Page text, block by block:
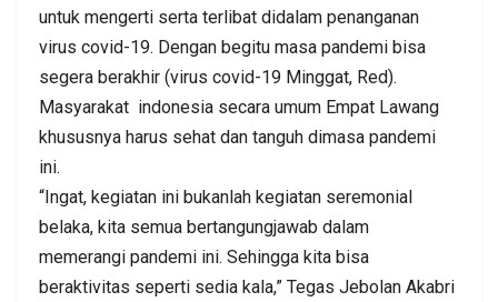
untuk mengerti serta terlibat didalam penanganan
virus covid-19. Dengan begitu masa pandemi bisa
segera berakhir (virus covid-19 Minggat, Red).
Masyarakat indonesia secara umum Empat Lawang
khususnya harus sehat dan tanguh dimasa pandemi
ini.
“Ingat, kegiatan ini bukanlah kegiatan seremonial
belaka, kita semua bertangungjawab dalam
memerangi pandemi ini. Sehingga kita bisa
beraktivitas seperti sedia kala,” Tegas Jebolan Akabri